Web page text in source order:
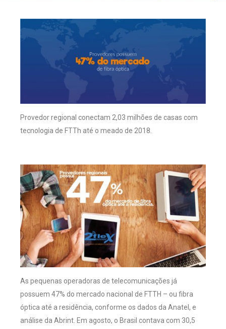
Provedor regional conectam 2,03 milhões de casas com
tecnologia de FTTh até o meado de 2018.
As pequenas operadoras de telecomunicações já
possuem 47% do mercado nacional de FTTH – ou fibra
óptica até a residência, conforme os dados da Anatel, e
análise da Abrint. Em agosto, o Brasil contava com 30,5